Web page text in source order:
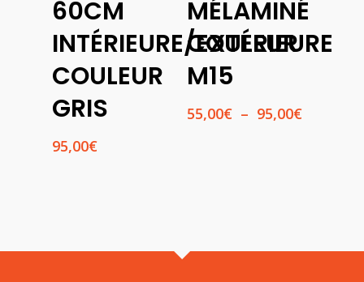
60CM
INTÉRIEURE/EXTÉRIEURE
COULEUR
GRIS
95,00€
MÉLAMINÉ
COULEUR
M15
55,00€ – 95,00€Plage